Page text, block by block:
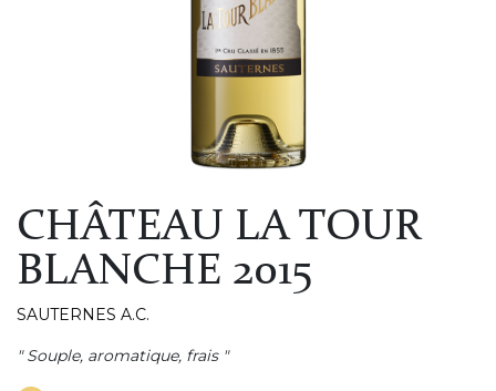
CHÂTEAU LA TOUR
BLANCHE 2015
SAUTERNES A.C.
" Souple, aromatique, frais "